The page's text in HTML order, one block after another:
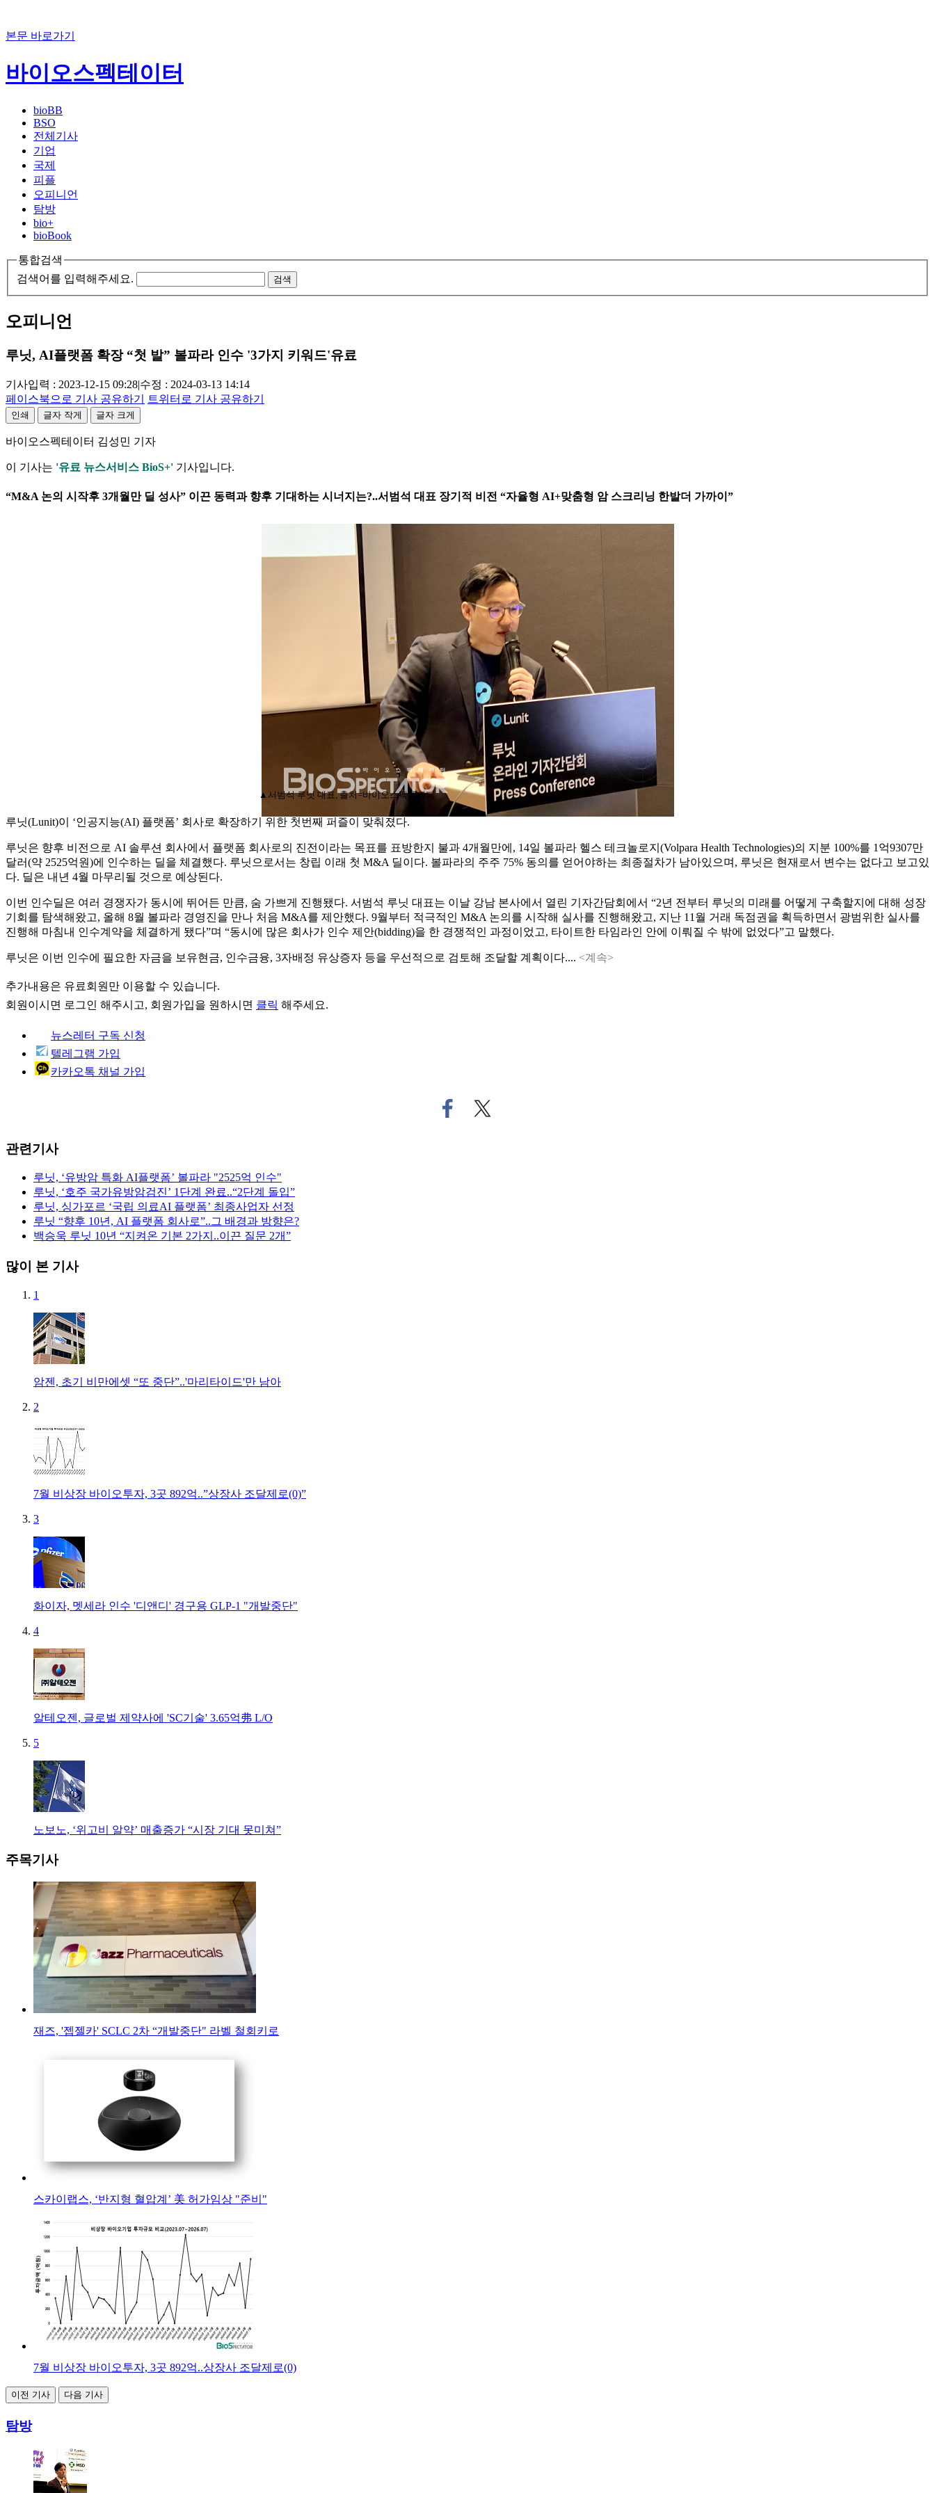
본문 바로가기
바이오스펙테이터
bioBB
BSO
전체기사
기업
국제
피플
오피니언
탐방
bio+
bioBook
통합검색
검색어를 입력해주세요.
검색
오피니언
루닛, AI플랫폼 확장 “첫 발” 볼파라 인수 '3가지 키워드'유료
기사입력 : 2023-12-15 09:28|수정 : 2024-03-13 14:14
페이스북으로 기사 공유하기
트위터로 기사 공유하기
인쇄 글자 작게 글자 크게
바이오스펙테이터 김성민 기자
이 기사는 '유료 뉴스서비스 BioS+' 기사입니다.
“M&A 논의 시작후 3개월만 딜 성사” 이끈 동력과 향후 기대하는 시너지는?..서범석 대표 장기적 비전 “자율형 AI+맞춤형 암 스크리닝 한발더 가까이”
▲서범석 루닛 대표, 출처=바이오스펙테이터
루닛(Lunit)이 ‘인공지능(AI) 플랫폼’ 회사로 확장하기 위한 첫번째 퍼즐이 맞춰졌다.
루닛은 향후 비전으로 AI 솔루션 회사에서 플랫폼 회사로의 진전이라는 목표를 표방한지 불과 4개월만에, 14일 볼파라 헬스 테크놀로지(Volpara Health Technologies)의 지분 100%를 1억9307만
달러(약 2525억원)에 인수하는 딜을 체결했다. 루닛으로서는 창립 이래 첫 M&A 딜이다. 볼파라의 주주 75% 동의를 얻어야하는 최종절차가 남아있으며, 루닛은 현재로서 변수는 없다고 보고있
다. 딜은 내년 4월 마무리될 것으로 예상된다.
이번 인수딜은 여러 경쟁자가 동시에 뛰어든 만큼, 숨 가쁘게 진행됐다. 서범석 루닛 대표는 이날 강남 본사에서 열린 기자간담회에서 “2년 전부터 루닛의 미래를 어떻게 구축할지에 대해 성장
기회를 탐색해왔고, 올해 8월 볼파라 경영진을 만나 처음 M&A를 제안했다. 9월부터 적극적인 M&A 논의를 시작해 실사를 진행해왔고, 지난 11월 거래 독점권을 획득하면서 광범위한 실사를
진행해 마침내 인수계약을 체결하게 됐다”며 “동시에 많은 회사가 인수 제안(bidding)을 한 경쟁적인 과정이었고, 타이트한 타임라인 안에 이뤄질 수 밖에 없었다”고 말했다.
루닛은 이번 인수에 필요한 자금을 보유현금, 인수금융, 3자배정 유상증자 등을 우선적으로 검토해 조달할 계획이다.... <계속>
추가내용은 유료회원만 이용할 수 있습니다.
회원이시면 로그인 해주시고, 회원가입을 원하시면 클릭 해주세요.
뉴스레터 구독 신청
텔레그램 가입
카카오톡 채널 가입
페
이
트
위
관련기사
루닛, ‘유방암 특화 AI플랫폼’ 볼파라 "2525억 인수"
루닛, ‘호주 국가유방암검진’ 1단계 완료..“2단계 돌입”
루닛, 싱가포르 ‘국립 의료AI 플랫폼’ 최종사업자 선정
루닛 “향후 10년, AI 플랫폼 회사로”..그 배경과 방향은?
백승욱 루닛 10년 “지켜온 기본 2가지..이끈 질문 2개”
많이 본 기사
1
암젠, 초기 비만에셋 “또 중단”..'마리타이드'만 남아
2
7월 비상장 바이오투자, 3곳 892억..”상장사 조달제로(0)”
3
화이자, 멧세라 인수 '디앤디' 경구용 GLP-1 "개발중단"
4
알테오젠, 글로벌 제약사에 'SC기술' 3.65억弗 L/O
5
노보노, ‘위고비 알약’ 매출증가 “시장 기대 못미쳐”
주목기사
재즈, '젭젤카' SCLC 2차 “개발중단" 라벨 철회키로
스카이랩스, ‘반지형 혈압계’ 美 허가임상 "준비"
7월 비상장 바이오투자, 3곳 892억..상장사 조달제로(0)
이전 기사 다음 기사
탐방